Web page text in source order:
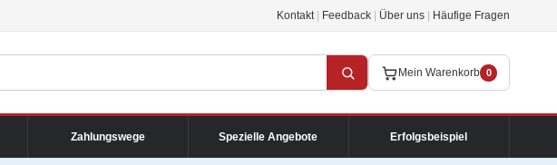
Kontakt Feedback Über uns Häufige Fragen
Mein Warenkorb 0
Zahlungswege Spezielle Angebote Erfolgsbeispiel